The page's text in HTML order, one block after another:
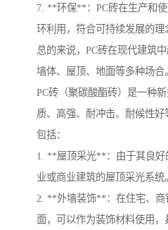
7. **环保**：PC砖在生产和
环利用，符合可持续发展的理
总的来说，PC砖在现代建筑
墙体、屋顶、地面等多种场合。
PC砖（聚碳酸酯砖）是一种
质、高强、耐冲击、耐候性
包括：
1. **屋顶采光**：由于其良好
业或商业建筑的屋顶采光系统。
2. **外墙装饰**：在住宅、商
面，可以作为装饰材料使用，